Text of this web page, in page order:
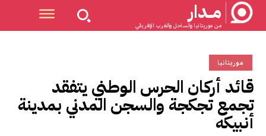
مــدار
من موريتانيا والساحل والغرب الإفريقي
موريتانيا
قائد أركان الحرس الوطني يتفقد
تجمع تجكجة والسجن المدني بمدينة
أنبيكه